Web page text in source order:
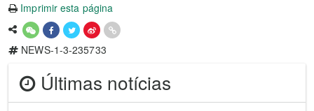
Imprimir esta página
NEWS-1-3-235733
Últimas notícias